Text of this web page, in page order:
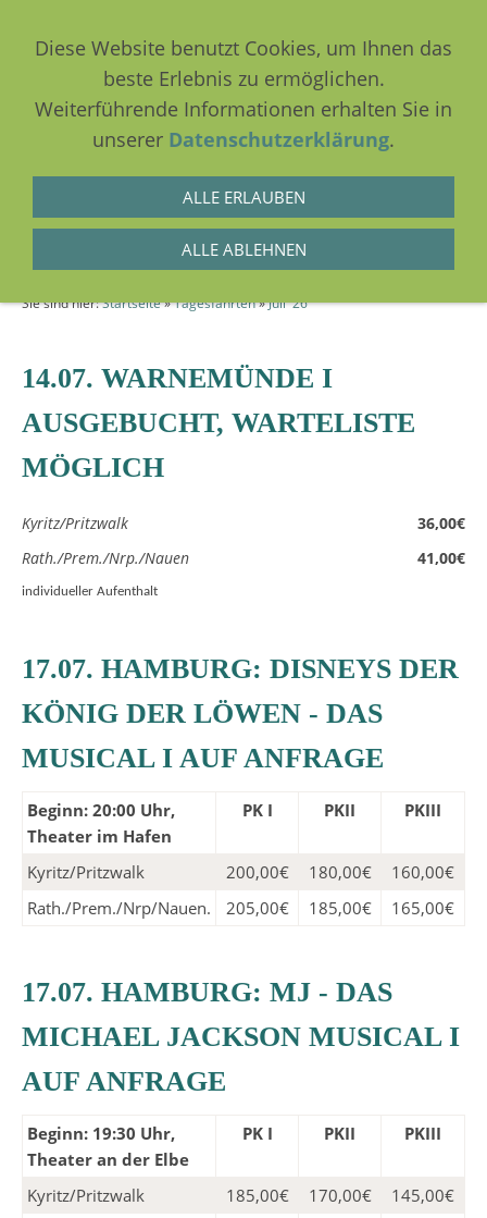
NAVIGATION EINBLENDEN
Juli 2026
Sie sind hier:Startseite»Tagesfahrten»Juli '26
14.07. WARNEMÜNDE I
AUSGEBUCHT, WARTELISTE
MÖGLICH
Kyritz/Pritzwalk
36,00€
Rath./Prem./Nrp./Nauen
41,00€
individueller Aufenthalt
17.07. HAMBURG: DISNEYS DER
KÖNIG DER LÖWEN - DAS
MUSICAL I AUF ANFRAGE
Beginn: 20:00 Uhr,
Theater im Hafen
PK I PKII PKIII
Kyritz/Pritzwalk 200,00€ 180,00€
160,00€
Rath./Prem./Nrp/Nauen.
205,00€ 185,00€ 165,00€
17.07. HAMBURG: MJ - DAS
MICHAEL JACKSON MUSICAL I
AUF ANFRAGE
Beginn: 19:30 Uhr,
Theater an der Elbe
PK I PKII PKIII
Kyritz/Pritzwalk 185,00€ 170,00€
145,00€
Diese Website benutzt Cookies, um Ihnen das
beste Erlebnis zu ermöglichen.
Weiterführende Informationen erhalten Sie in
unserer Datenschutzerklärung.
ALLE ERLAUBEN
ALLE ABLEHNEN